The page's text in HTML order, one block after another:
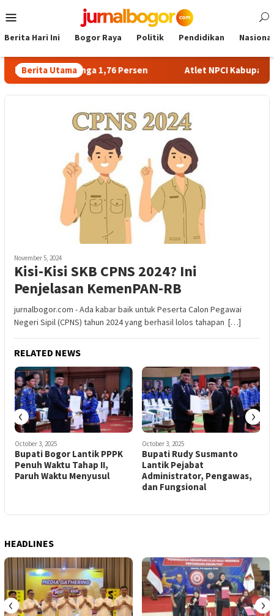
to
Menu
Berita Hari Ini Bogor Raya Politik Pendidikan Nasional
Berita Utama
Bunga 1,76 Persen Atlet NPCI Kabupaten
November 5, 2024
Kisi-Kisi SKB CPNS 2024? Ini
Penjelasan KemenPAN-RB
jurnalbogor.com - Ada kabar baik untuk Peserta Calon Pegawai
Negeri Sipil (CPNS) tahun 2024 yang berhasil lolos tahapan […]
RELATED NEWS
October 3, 2025
Bupati Bogor Lantik PPPK
Penuh Waktu Tahap II,
Paruh Waktu Menyusul
October 3, 2025
Bupati Rudy Susmanto
Lantik Pejabat
Administrator, Pengawas,
dan Fungsional
‹ ›
HEADLINES
‹ ›